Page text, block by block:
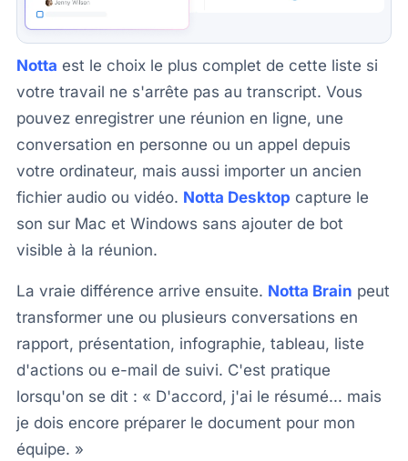
Notta est le choix le plus complet de cette liste si
votre travail ne s'arrête pas au transcript. Vous
pouvez enregistrer une réunion en ligne, une
conversation en personne ou un appel depuis
votre ordinateur, mais aussi importer un ancien
fichier audio ou vidéo. Notta Desktop capture le
son sur Mac et Windows sans ajouter de bot
visible à la réunion.
La vraie différence arrive ensuite. Notta Brain peut
transformer une ou plusieurs conversations en
rapport, présentation, infographie, tableau, liste
d'actions ou e-mail de suivi. C'est pratique
lorsqu'on se dit : « D'accord, j'ai le résumé... mais
je dois encore préparer le document pour mon
équipe. »